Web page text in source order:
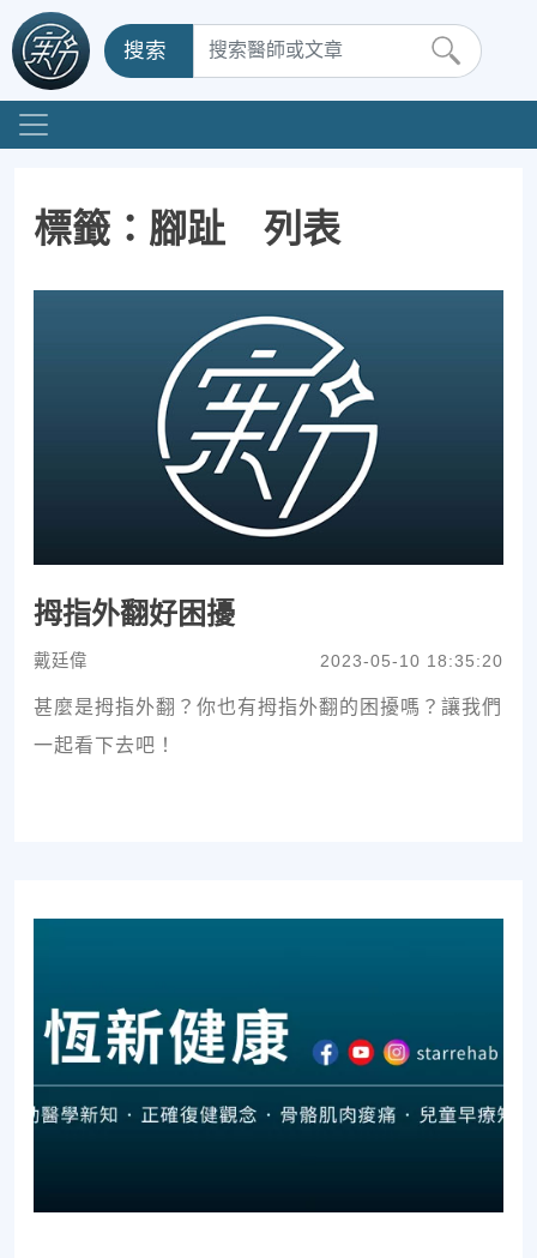
搜索
標籤：腳趾 列表
拇指外翻好困擾
戴廷偉 2023-05-10 18:35:20
甚麼是拇指外翻？你也有拇指外翻的困擾嗎？讓我們
一起看下去吧！